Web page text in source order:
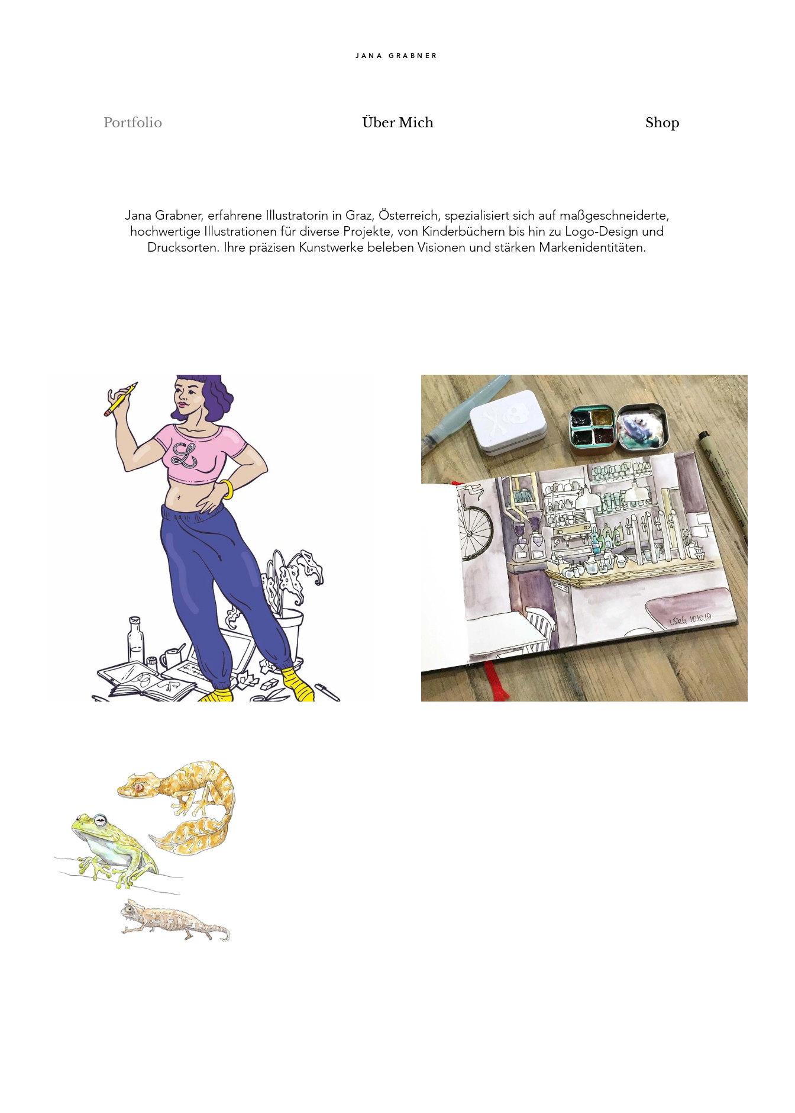
JANA GRABNER
Portfolio Über Mich Shop
Jana Grabner, erfahrene Illustratorin in Graz, Österreich, spezialisiert sich auf maßgeschneiderte,
hochwertige Illustrationen für diverse Projekte, von Kinderbüchern bis hin zu Logo-Design und
Drucksorten. Ihre präzisen Kunstwerke beleben Visionen und stärken Markenidentitäten.